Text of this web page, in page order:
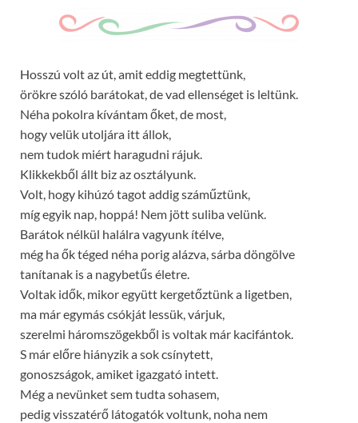
Hosszú volt az út, amit eddig megtettünk,
örökre szóló barátokat, de vad ellenséget is leltünk.
Néha pokolra kívántam őket, de most,
hogy velük utoljára itt állok,
nem tudok miért haragudni rájuk.
Klikkekből állt biz az osztályunk.
Volt, hogy kihúzó tagot addig száműztünk,
míg egyik nap, hoppá! Nem jött suliba velünk.
Barátok nélkül halálra vagyunk ítélve,
még ha ők téged néha porig alázva, sárba döngölve
tanítanak is a nagybetűs életre.
Voltak idők, mikor együtt kergetőztünk a ligetben,
ma már egymás csókját lessük, várjuk,
szerelmi háromszögekből is voltak már kacifántok.
S már előre hiányzik a sok csínytett,
gonoszságok, amiket igazgató intett.
Még a nevünket sem tudta sohasem,
pedig visszatérő látogatók voltunk, noha nem